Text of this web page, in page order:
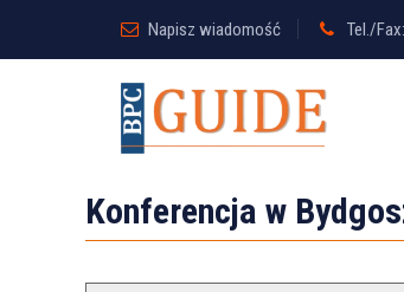
Napisz wiadomość Tel./
Konferencja w